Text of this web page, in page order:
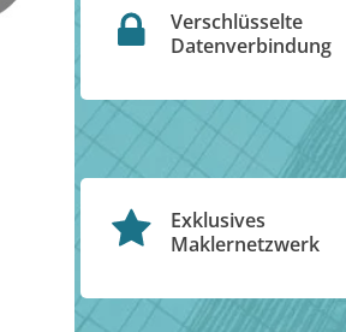
Verschlüsselte
Datenverbindung
Exklusives
Maklernetzwerk